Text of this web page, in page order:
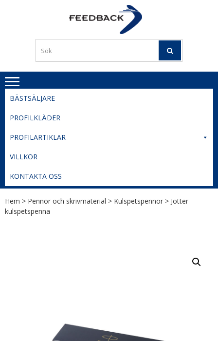
TIL
BESTE
PRISER
BÄSTSÄLJARE
PROFILKLÄDER
PROFILARTIKLAR
VILLKOR
KONTAKTA OSS
Hem > Pennor och skrivmaterial > Kulspetspennor > Jotter
kulspetspenna